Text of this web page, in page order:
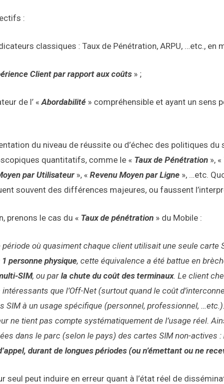
:
classiques : Taux de Pénétration, ARPU, …etc., en
Client par rapport aux coûts » ;
de l’ «Abordabilité » compréhensible et ayant un sens
du niveau de réussite ou d’échec des politiques
quantitatifs, comme le « Taux de Pénétration », «
par Utilisateur», « Revenu Moyen par Ligne », …etc.
souvent des différences majeures, ou faussent
prenons le cas du « Taux de pénétration » du Mobile :
période où quasiment chaque client utilisait une seule carte
personne physique, cette équivalence a été battue en
SIM, ou par la chute du coût des terminaux. Le client
intéressants que l’Off-Net (surtout quand le coût
SIM à un usage spécifique (personnel, professionnel, …etc.).
ne tient pas compte systématiquement de l’usage réel.
dans le parc (selon le pays) des cartes SIM non-actives :
durant de longues périodes (ou n’émettant ou ne
seul peut induire en erreur quant à l’état réel de